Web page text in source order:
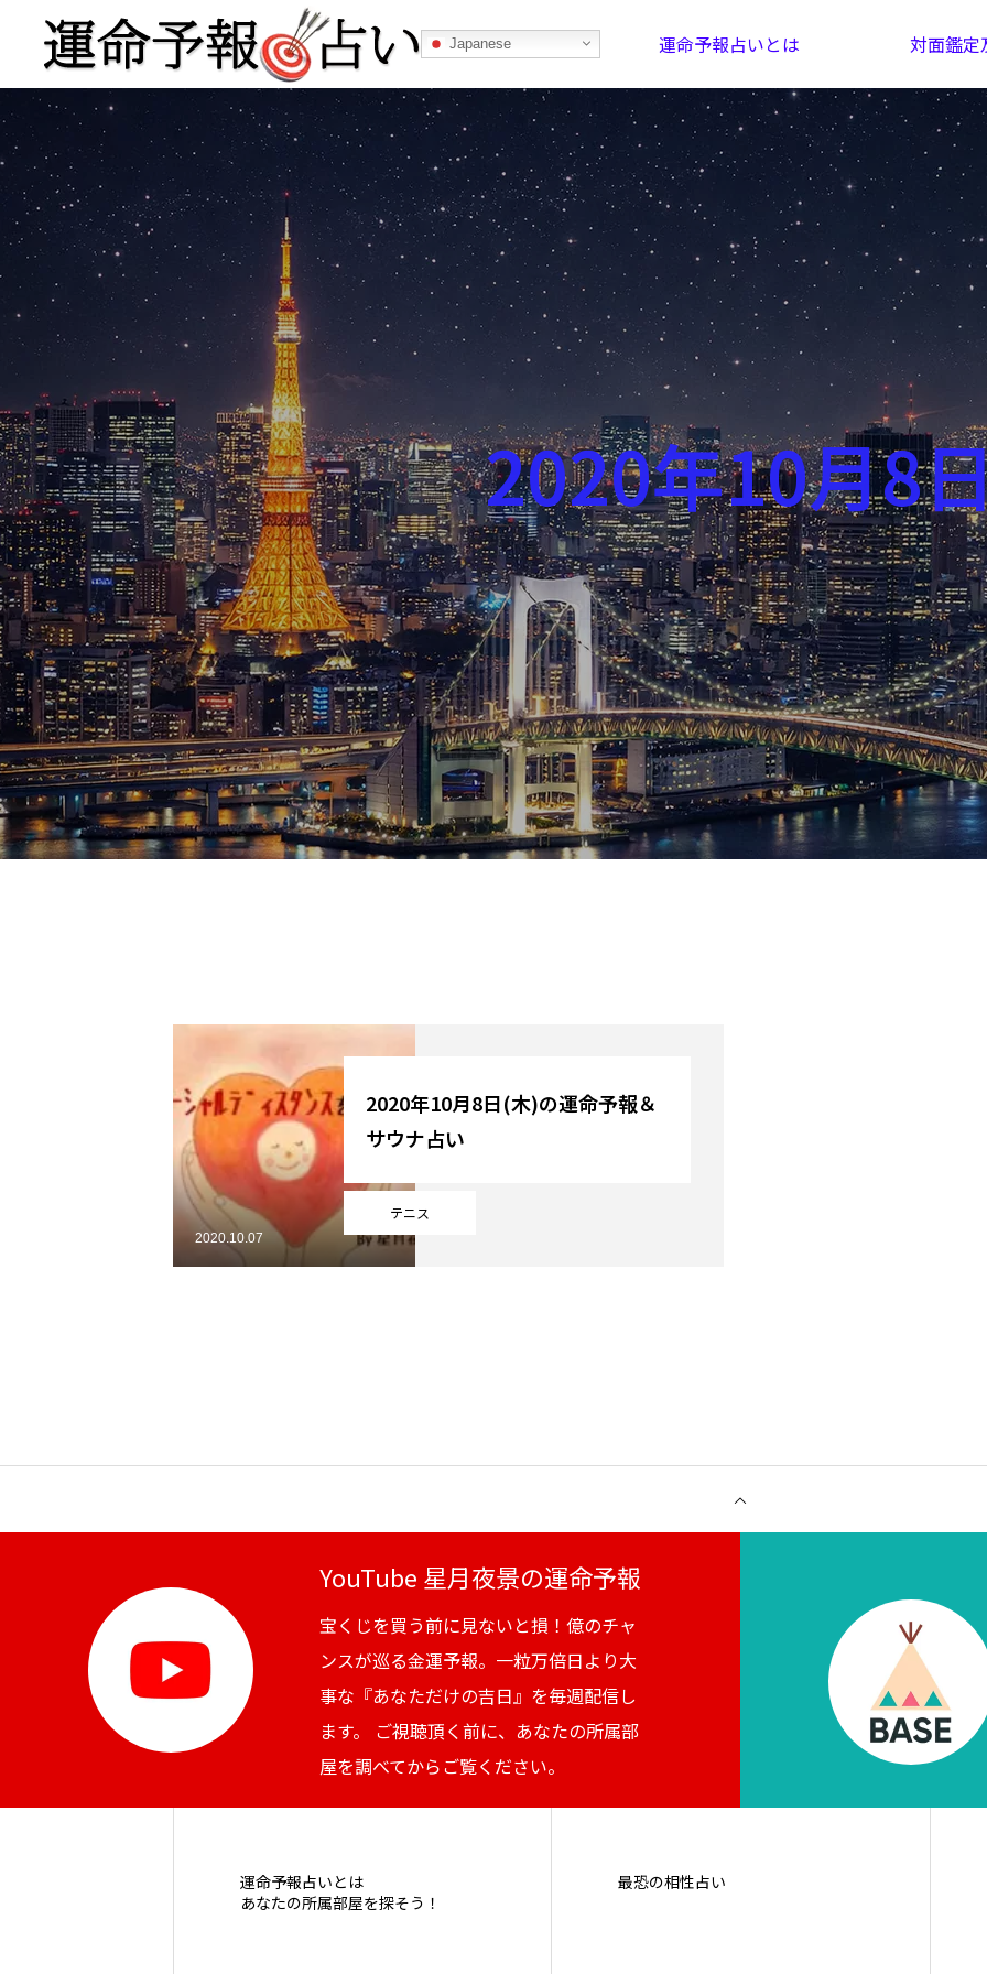
Japanese 運命予報占いとは 対面鑑定
運命予報占い
運命予報占いとは あなたの所属部屋を探そう！ 最恐の相性占い
記事カテゴリー
ブログ お知らせ 芸能界
スポーツ 競馬 社会
テニス四大大会・五輪
テニス四大大会・五輪
YouTube
Online Store
2020年10月8
テニス
2020年10月8日(木)の運命予報＆
サウナ占い
2020.10.07
YouTube 星月夜景の運命予報
宝くじを買う前に見ないと損！億のチャ
ンスが巡る金運予報。一粒万倍日より大
事な『あなただけの吉日』を毎週配信し
ます。 ご視聴頂く前に、あなたの所属部
屋を調べてからご覧ください。
運命予報占いとは
あなたの所属部屋を探そう！
最恐の相性占い